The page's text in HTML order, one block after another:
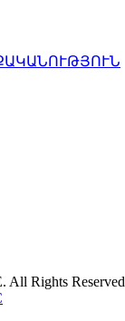
Rights Reserved